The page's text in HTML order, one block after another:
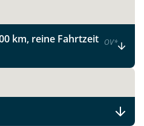
km, reine Fahrtzeit OV*